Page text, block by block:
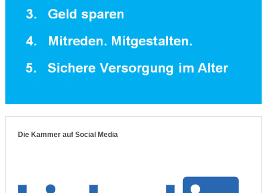
Die Kammer auf Social Media